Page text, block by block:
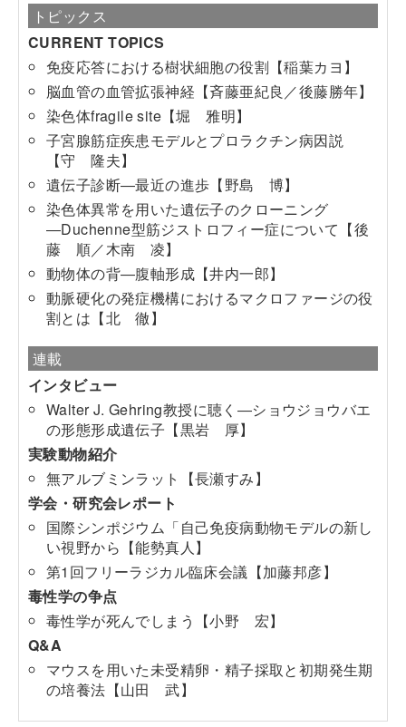
トピックス
CURRENT TOPICS
免疫応答における樹状細胞の役割【稲葉カヨ】
脳血管の血管拡張神経【斉藤亜紀良／後藤勝年】
染色体fragile site【堀 雅明】
子宮腺筋症疾患モデルとプロラクチン病因説
【守 隆夫】
遺伝子診断―最近の進歩【野島 博】
染色体異常を用いた遺伝子のクローニング
―Duchenne型筋ジストロフィー症について【後
藤 順／木南 凌】
動物体の背―腹軸形成【井内一郎】
動脈硬化の発症機構におけるマクロファージの役
割とは【北 徹】
連載
インタビュー
Walter J. Gehring教授に聴く―ショウジョウバエ
の形態形成遺伝子【黒岩 厚】
実験動物紹介
無アルブミンラット【長瀬すみ】
学会・研究会レポート
国際シンポジウム「自己免疫病動物モデルの新し
い視野から【能勢真人】
第1回フリーラジカル臨床会議【加藤邦彦】
毒性学の争点
毒性学が死んでしまう【小野 宏】
Q&A
マウスを用いた未受精卵・精子採取と初期発生期
の培養法【山田 武】